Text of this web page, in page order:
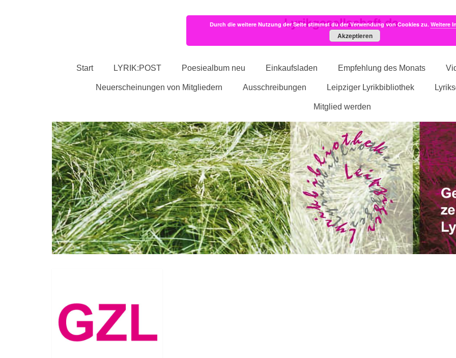
Start LYRIK:POST Poesiealbum neu Einkaufsladen Empfehlung des Monats
Neuerscheinungen von Mitgliedern Ausschreibungen Leipziger Lyrikbibliothek
Mitglied werden
Durch die weitere Nutzung der Seite stimmst du der Verwendung von Cookies zu. Weitere
Akzeptieren